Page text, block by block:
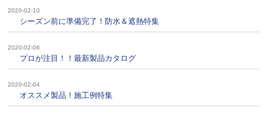
2020-02-10
シーズン前に準備完了！防水＆遮熱特集
2020-02-06
プロが注目！！最新製品カタログ
2020-02-04
オススメ製品！施工例特集